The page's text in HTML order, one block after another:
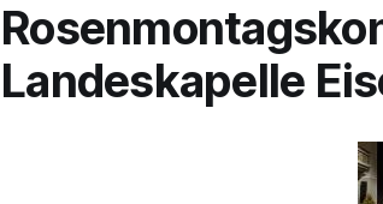
Landeskapelle